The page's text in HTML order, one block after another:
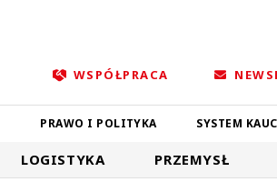
WSPÓŁPRACA
PRAWO I POLITYKA SYSTEM
LOGISTYKA PRZEMYSŁ